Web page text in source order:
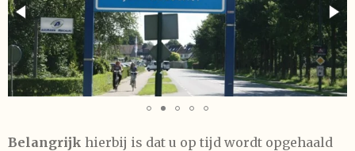
Belangrijk hierbij is dat u op tijd wordt opgehaald